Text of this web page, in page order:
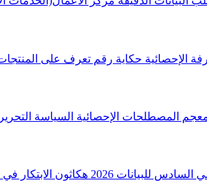
الإحصائية حكاية رقم تعرف على المنتجات
المصطلحات الإحصائية السياسة
للبيانات 2026 هكاثون الابتكار في